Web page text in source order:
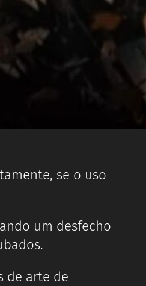
se o uso
um desfecho
de arte de